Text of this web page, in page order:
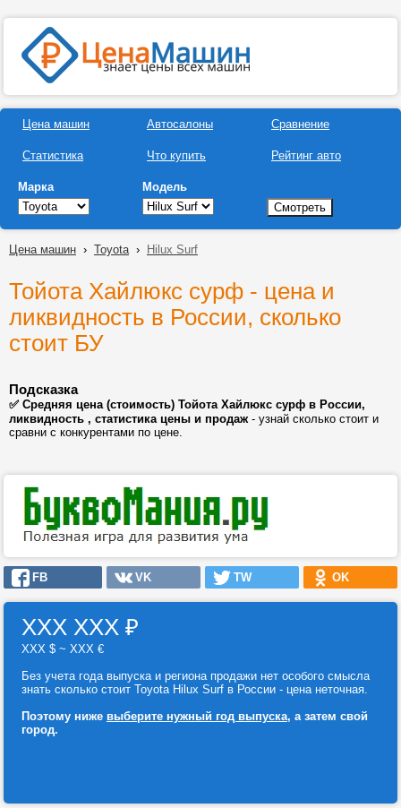
Цена машин
Статистика
Автосалоны
Что купить
Сравнение
Рейтинг авто
Марка Модель
Цена машин › Toyota› Hilux Surf
Тойота Хайлюкс сурф - цена и
ликвидность в России, сколько
стоит БУ
Подсказка
✅ Средняя цена (стоимость) Тойота Хайлюкс сурф в России,
ликвидность , статистика цены и продаж- узнай сколько стоит и
сравни с конкурентами по цене.
FB VK TW OK
ХХХ ХХХ ₽
ХХХ $ ~ ХХХ €
Без учета года выпуска и региона продажи нет особого смысла
знать сколько стоит Toyota Hilux Surf в России - цена неточная.
Поэтому ниже выберите нужный год выпуска, а затем свой
город.